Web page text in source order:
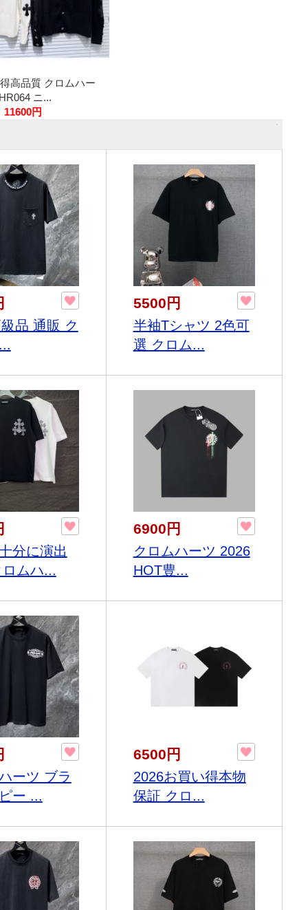
高品質 クロムハー
ニ...
11600円
品 通販 ク
5500円
半袖Tシャツ 2色可
選 クロム...
分に演出
ムハ...
6900円
クロムハーツ 2026
HOT豊...
ーツ ブラ
ー ...
6500円
2026お買い得本物
保証 クロ...